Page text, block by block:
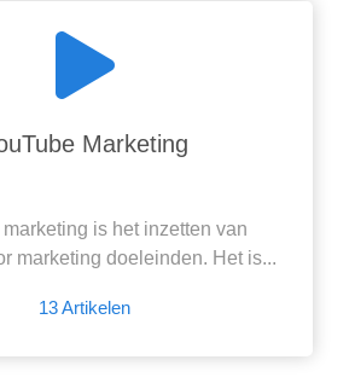
Marketing
is het inzetten van
marketing doeleinden. Het is...
13 Artikelen